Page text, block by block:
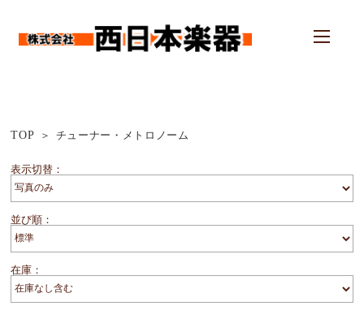
TOP チューナー・メトロノーム
表示切替：
並び順：
在庫：